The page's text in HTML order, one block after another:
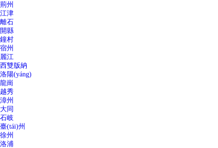
荊州
江津
離石
開縣
鐘村
宿州
麗江
西雙版納
洛陽(yáng)
龍崗
越秀
漳州
大同
石岐
臺(tái)州
徐州
洛浦